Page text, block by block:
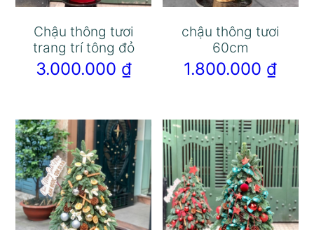
Chậu thông tươi
trang trí tông đỏ
3.000.000 ₫
chậu thông tươi
60cm
1.800.000 ₫